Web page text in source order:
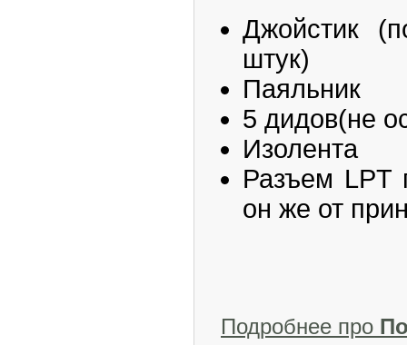
Джойстик
штук)
Паяльник
5 дидов(не
Изолента
Разъем LPT
он же от
Подробнее про